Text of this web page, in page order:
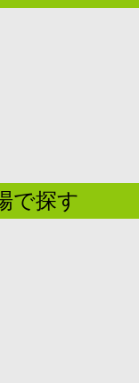
で探す